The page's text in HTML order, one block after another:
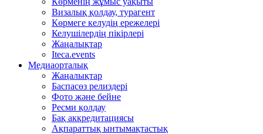
Визалық қолдау, турагент
Көрмеге келудің ережелері
Келушілердің пікірлері
Жаңалықтар
Iteca.events
Медиаорталық
Жаңалықтар
Баспасөз релиздері
Фото және бейне
Ресми қолдау
Бақ аккредитациясы
Ақпараттық ынтымақтастық